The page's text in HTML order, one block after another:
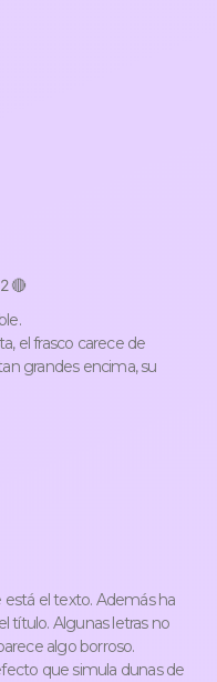
🔴
el frasco carece de
grandes encima, su
el texto. Además ha
título. Algunas letras no
algo borroso.
que simula dunas de